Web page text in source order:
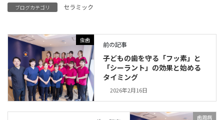
ブログカテゴリ セラミック
虫歯
前の記事
子どもの歯を守る「フッ素」と
「シーラント」の効果と始める
タイミング
2026年2月16日
歯周病